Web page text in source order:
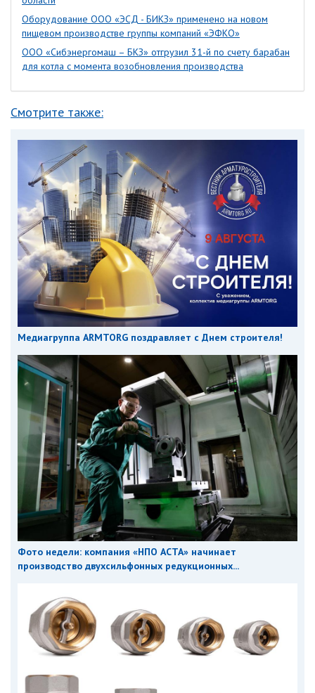
Оборудование ООО «ЭСД - БИКЗ» применено на новом
пищевом производстве группы компаний «ЭФКО»
ООО «Сибэнергомаш – БКЗ» отгрузил 31-й по счету барабан
для котла с момента возобновления производства
Смотрите также:
Медиагруппа ARMTORG поздравляет с Днем строителя!
Фото недели: компания «НПО АСТА» начинает
производство двухсильфонных редукционных...